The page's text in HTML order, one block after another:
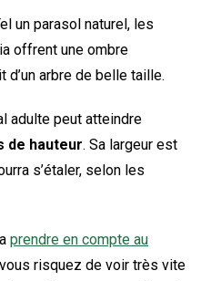
un parasol naturel, les
offrent une ombre
d’un arbre de belle taille.
adulte peut atteindre
de hauteur. Sa largeur est
s’étaler, selon les
prendre en compte au
risquez de voir très vite